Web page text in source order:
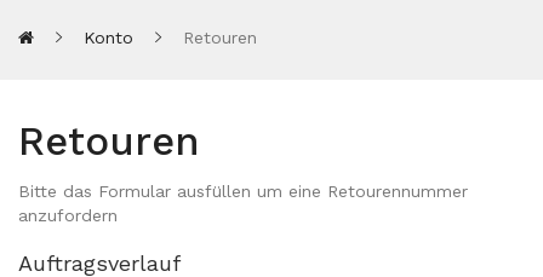
Konto Retouren
Retouren
Bitte das Formular ausfüllen um eine Retourennummer
anzufordern
Auftragsverlauf